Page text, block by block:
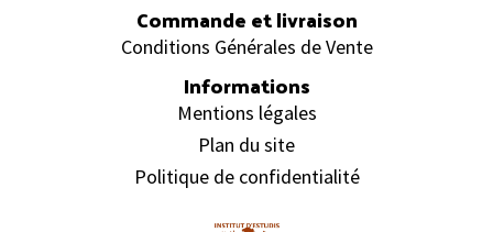
Commande et livraison
Conditions Générales de Vente
Informations
Mentions légales
Plan du site
Politique de confidentialité